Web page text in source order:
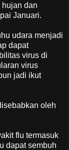
hujan dan
Januari.
udara menjadi
dapat
virus di
virus
jadi ikut
oleh
flu termasuk
dapat sembuh